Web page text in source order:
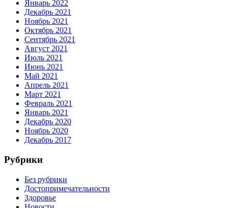
Январь 2022
Декабрь 2021
Ноябрь 2021
Октябрь 2021
Сентябрь 2021
Август 2021
Июль 2021
Июнь 2021
Май 2021
Апрель 2021
Март 2021
Февраль 2021
Январь 2021
Декабрь 2020
Ноябрь 2020
Декабрь 2017
Рубрики
Без рубрики
Достопримечательности
Здоровье